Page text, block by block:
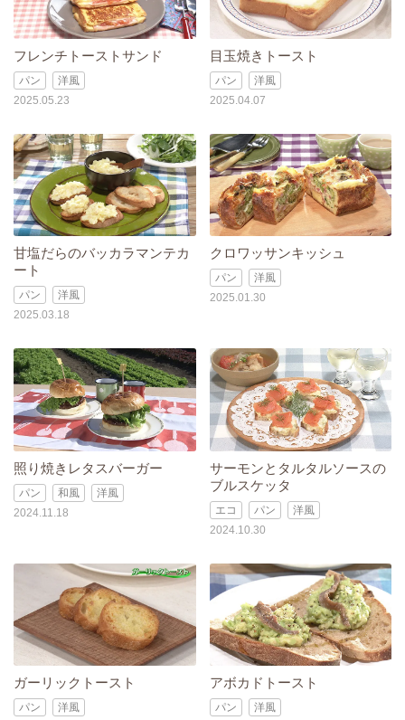
フレンチトーストサンド
パン
洋風
2025.05.23
目玉焼きトースト
パン
洋風
2025.04.07
甘塩だらのバッカラマンテカ
ート
パン
洋風
2025.03.18
クロワッサンキッシュ
パン
洋風
2025.01.30
照り焼きレタスバーガー
パン 和風
洋風
2024.11.18
サーモンとタルタルソースの
ブルスケッタ
エコ パン
洋風
2024.10.30
ガーリックトースト
パン
洋風
アボカドトースト
パン
洋風